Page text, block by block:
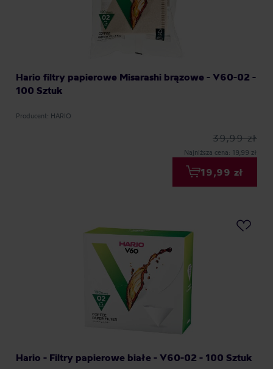
Hario filtry papierowe Misarashi brązowe - V60-02 -
100 Sztuk
Producent: HARIO
39,99 zł
Najniższa cena: 19,99 zł
19,99 zł
Hario - Filtry papierowe białe - V60-02 - 100 Sztuk